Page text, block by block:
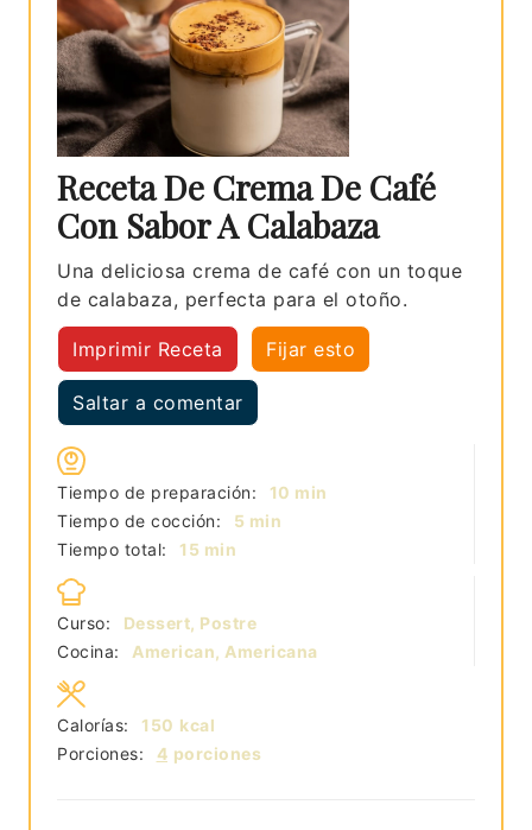
Receta De Crema De Café
Con Sabor A Calabaza
Una deliciosa crema de café con un toque
de calabaza, perfecta para el otoño.
Imprimir Receta Fijar esto
Saltar a comentar
Tiempo de preparación: 10 minutos
min
Tiempo de cocción:
5 minutos
min
Tiempo total:
15 minutos
min
Curso:
Dessert, Postre
Cocina:
American, Americana
Porciones: 4 porciones
Calorías: 150 kcal